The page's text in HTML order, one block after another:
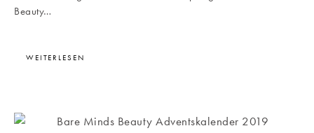
Beauty…
WEITERLESEN